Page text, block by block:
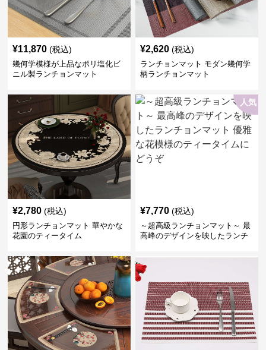
¥11,870 (税込)
幾何学模様が上品なポリ塩化ビ
ニル製ランチョンマット
¥2,620 (税込)
ランチョンマット モダン幾何学
柄ランチョンマット
¥2,780 (税込)
円形ランチョンマット 華やかな
花園のティータイム
人気
¥7,770 (税込)
～超高級ランチョンマット～ 最
高峰のデザインを映したランチ
ータイムにどうぞ